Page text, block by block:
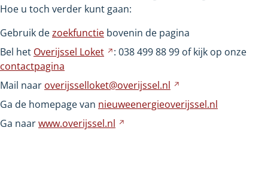
Hoe u toch verder kunt gaan:
Gebruik dezoekfunctie bovenin de pagina
Bel het Overijssel Loket
Verwijst
een
andere
website
: 0384998899 of kijk op onze
contactpagina
Mail naar overijsselloket@overijssel.nl
naar
een
Ga de homepage van nieuweenergieoverijssel.nl
Ga naarwww.overijssel.nl